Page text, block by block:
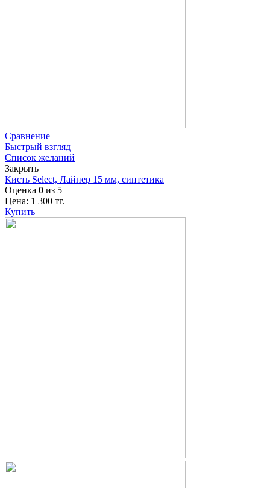
Сравнение
Быстрый взгляд
Список желаний
Закрыть
Кисть Select, Лайнер 15 мм, синтетика
Оценка 0 из 5
Цена: 1 300 тг.
Купить